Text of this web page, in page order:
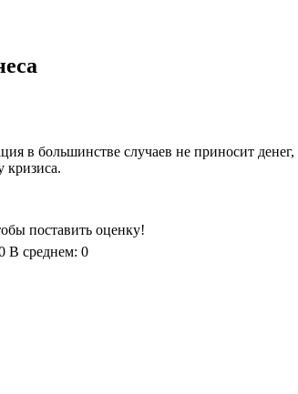
в большинстве случаев не приносит
кризиса.
поставить оценку!
В среднем: 0